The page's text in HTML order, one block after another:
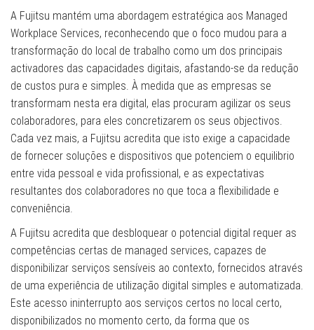
A Fujitsu mantém uma abordagem estratégica aos Managed
Workplace Services, reconhecendo que o foco mudou para a
transformação do local de trabalho como um dos principais
activadores das capacidades digitais, afastando-se da redução
de custos pura e simples. À medida que as empresas se
transformam nesta era digital, elas procuram agilizar os seus
colaboradores, para eles concretizarem os seus objectivos.
Cada vez mais, a Fujitsu acredita que isto exige a capacidade
de fornecer soluções e dispositivos que potenciem o equilibrio
entre vida pessoal e vida profissional, e as expectativas
resultantes dos colaboradores no que toca a flexibilidade e
conveniência.
A Fujitsu acredita que desbloquear o potencial digital requer as
competências certas de managed services, capazes de
disponibilizar serviços sensíveis ao contexto, fornecidos através
de uma experiência de utilização digital simples e automatizada.
Este acesso ininterrupto aos serviços certos no local certo,
disponibilizados no momento certo, da forma que os